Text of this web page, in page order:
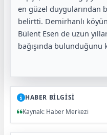
en güzel duygularından
belirtti. Demirhanlı
Bülent Esen de uzun
bağışında bulunduğunu
HABER BİLGİSİ
Kaynak: Haber Merkezi